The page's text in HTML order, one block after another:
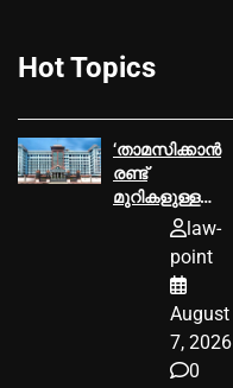
Hot Topics
‘താമസിക്കാന്‍
രണ്ട്
മുറികളുള്ള
ഭാര്യയുടെ
ആവശ്യം
ക്രൂരത’;
വിവാഹമോചനം
അനുവദിച്ച്
law-
point
August
7, 2026
0